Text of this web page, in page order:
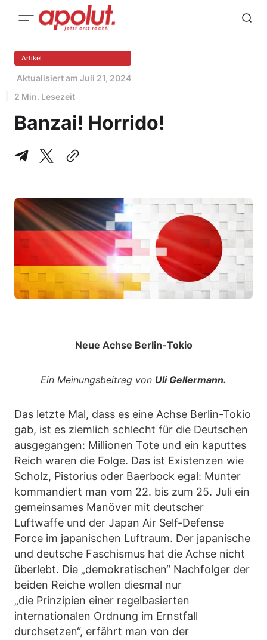
Artikel
Aktualisiert am Juli 21, 2024
2 Min. Lesezeit
Banzai! Horrido!
Neue Achse Berlin-Tokio
Ein Meinungsbeitrag von Uli Gellermann.
Das letzte Mal, dass es eine Achse Berlin-Tokio
gab, ist es ziemlich schlecht für die Deutschen
ausgegangen: Millionen Tote und ein kaputtes
Reich waren die Folge. Das ist Existenzen wie
Scholz, Pistorius oder Baerbock egal: Munter
kommandiert man vom 22. bis zum 25. Juli ein
gemeinsames Manöver mit deutscher
Luftwaffe und der Japan Air Self-Defense
Force im japanischen Luftraum. Der japanische
und deutsche Faschismus hat die Achse nicht
überlebt. Die „demokratischen“ Nachfolger der
beiden Reiche wollen diesmal nur
„die Prinzipien einer regelbasierten
internationalen Ordnung im Ernstfall
durchsetzen“, erfährt man von der